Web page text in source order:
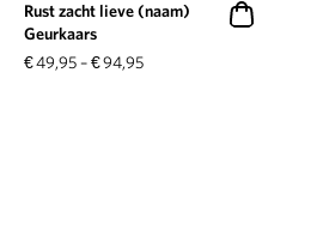
Rust zacht lieve (naam)
Geurkaars
€49,95–€94,95